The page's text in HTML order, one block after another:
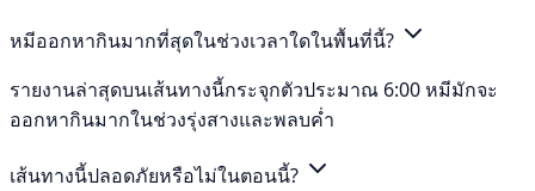
หมีออกหากินมากที่สุดในช่วงเวลาใดในพื้นที่นี้?
รายงานล่าสุดบนเส้นทางนี้กระจุกตัวประมาณ 6:00 หมีมักจะ
ออกหากินมากในช่วงรุ่งสางและพลบค่ำ
เส้นทางนี้ปลอดภัยหรือไม่ในตอนนี้?